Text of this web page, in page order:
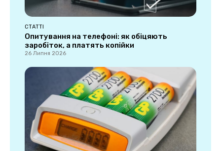
СТАТТІ
Опитування на телефоні: як обіцяють
заробіток, а платять копійки
26 Липня 2026